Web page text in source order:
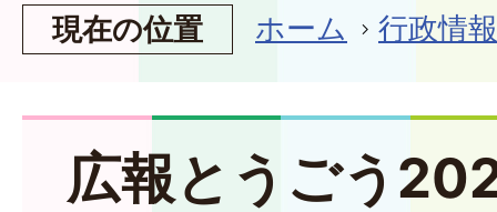
現在の位置 ホーム 行政情報
広報とうごう